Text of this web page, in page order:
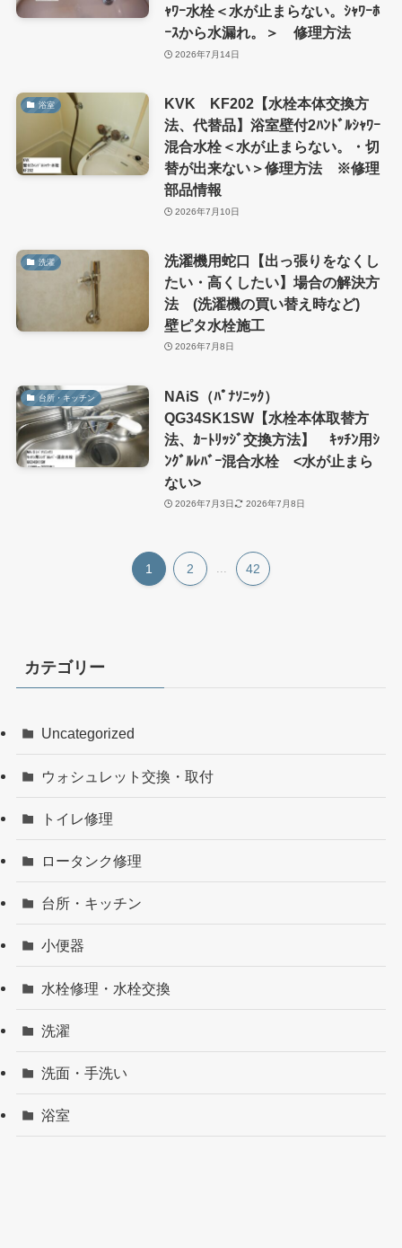
ｬﾜｰ水栓＜水が止まらない。ｼｬﾜｰﾎ
ｰｽから水漏れ。＞ 修理方法
2026年7月14日
浴室
KVK KF202【水栓本体交換方
法、代替品】浴室壁付2ﾊﾝﾄﾞﾙｼｬﾜｰ
混合水栓＜水が止まらない。・切
替が出来ない＞修理方法 ※修理
部品情報
2026年7月10日
洗濯
洗濯機用蛇口【出っ張りをなくし
たい・高くしたい】場合の解決方
法 (洗濯機の買い替え時など)
壁ピタ水栓施工
2026年7月8日
台所・キッチン
NAiS（ﾊﾟﾅｿﾆｯｸ）
QG34SK1SW【水栓本体取替方
法、ｶｰﾄﾘｯｼﾞ交換方法】 ｷｯﾁﾝ用ｼ
ﾝｸﾞﾙﾚﾊﾞｰ混合水栓 <水が止まら
ない>
2026年7月3日 2026年7月8日
1 2 ... 42
カテゴリー
Uncategorized
ウォシュレット交換・取付
トイレ修理
ロータンク修理
台所・キッチン
小便器
水栓修理・水栓交換
洗濯
洗面・手洗い
浴室